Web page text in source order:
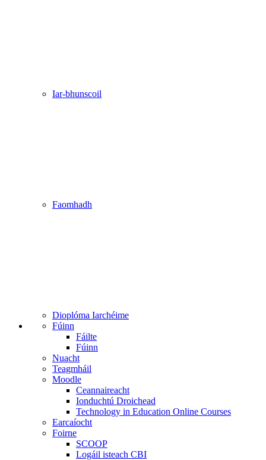
Iar-bhunscoil
Faomhadh
Dioplóma Iarchéime
Fúinn
Fáilte
Fúinn
Nuacht
Teagmháil
Moodle
Ceannaireacht
Ionduchtú Droichead
Technology in Education Online Courses
Earcaíocht
Foirne
SCOOP
Logáil isteach CBI